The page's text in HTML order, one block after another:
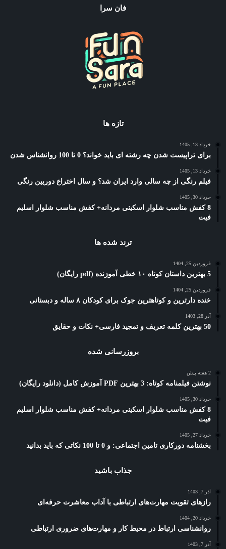
فان سرا
تازه ها
خرداد 13, 1405
برای تراپیست شدن چه رشته ای باید خواند؟ 0 تا 100 روانشناس شدن
خرداد 13, 1405
فیلم رنگی از چه سالی وارد ایران شد؟ و سال اختراع دوربین رنگی
خرداد 30, 1405
8 کفش مناسب شلوار اسکینی مردانه+ کفش مناسب شلوار اسلیم
فیت
ترند شده ها
فروردین 25, 1404
5 بهترین داستان کوتاه ۱۰ خطی آموزنده (pdf رایگان)
فروردین 25, 1404
خنده دارترین و کوتاهترین جوک برای کودکان ۸ ساله و دبستانی
آذر 28, 1403
50 بهترین کلمه تعریف و تمجید فارسی+ نکات و حقایق
بروزرسانی شده
2 هفته پیش
نوشتن فیلمنامه کوتاه: 3 بهترین PDF آموزش کامل (دانلود رایگان)
خرداد 30, 1405
8 کفش مناسب شلوار اسکینی مردانه+ کفش مناسب شلوار اسلیم
فیت
خرداد 27, 1405
بخشنامه دورکاری تامین اجتماعی: و 0 تا 100 نکاتی که باید بدانید
جذاب باشید
آذر 7, 1403
رازهای تقویت مهارت‌های ارتباطی با آداب معاشرت حرفه‌ای
خرداد 20, 1404
روانشناسی ارتباط در محیط کار و مهارت‌های ضروری ارتباطی
آذر 7, 1403